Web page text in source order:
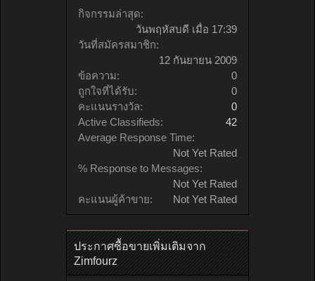
กิจกรรมล่าสุด:
วันพฤหัสบดี เมื่อ 17:39
วันที่สมัครสมาชิก:
12 กันยายน 2009
ข้อความ:
0
ถูกใจที่ได้รับ:
0
คะแนนรางวัล:
0
Active Classifieds:
42
Average Response Time:
Not Yet Rated
% Response to Messages:
Not Yet Rated
คะแนนผู้ค้าขาย:
Not Yet Rated
ประกาศซื้อขายเพิ่มเติมจาก
Zimfourz